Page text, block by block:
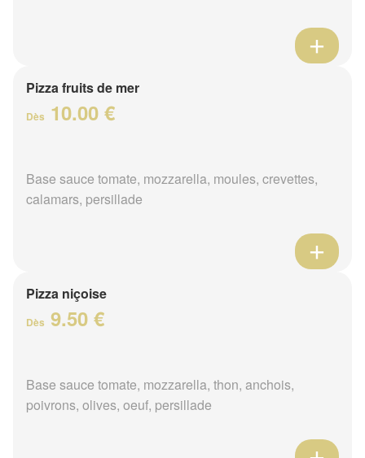
Pizza fruits de mer
Dès 10.00 €
Base sauce tomate, mozzarella, moules, crevettes,
calamars, persillade
Pizza niçoise
Dès 9.50 €
Base sauce tomate, mozzarella, thon, anchois,
poivrons, olives, oeuf, persillade